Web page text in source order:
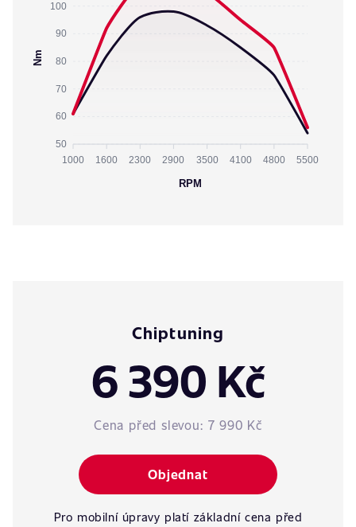
100
90
80
70
60
50
Nm
1000 1600 2300 2900 3500 4100 4800 5500
RPM
Chiptuning
6 390 Kč
Cena před slevou: 7 990 Kč
Objednat
Pro mobilní úpravy platí základní cena před